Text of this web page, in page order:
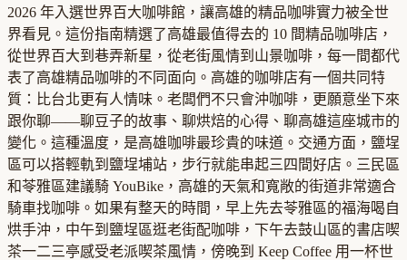
2026 年入選世界百大咖啡館，讓高雄的精品咖啡實力被全世
界看見。這份指南精選了高雄最值得去的 10 間精品咖啡店，
從世界百大到巷弄新星，從老街風情到山景咖啡，每一間都代
表了高雄精品咖啡的不同面向。高雄的咖啡店有一個共同特
質：比台北更有人情味。老闆們不只會沖咖啡，更願意坐下來
跟你聊——聊豆子的故事、聊烘焙的心得、聊高雄這座城市的
變化。這種溫度，是高雄咖啡最珍貴的味道。交通方面，鹽埕
區可以搭輕軌到鹽埕埔站，步行就能串起三四間好店。三民區
和苓雅區建議騎 YouBike，高雄的天氣和寬敞的街道非常適合
騎車找咖啡。如果有整天的時間，早上先去苓雅區的福海喝自
烘手沖，中午到鹽埕區逛老街配咖啡，下午去鼓山區的書店喫
茶一二三亭感受老派喫茶風情，傍晚到 Keep Coffee 用一杯世